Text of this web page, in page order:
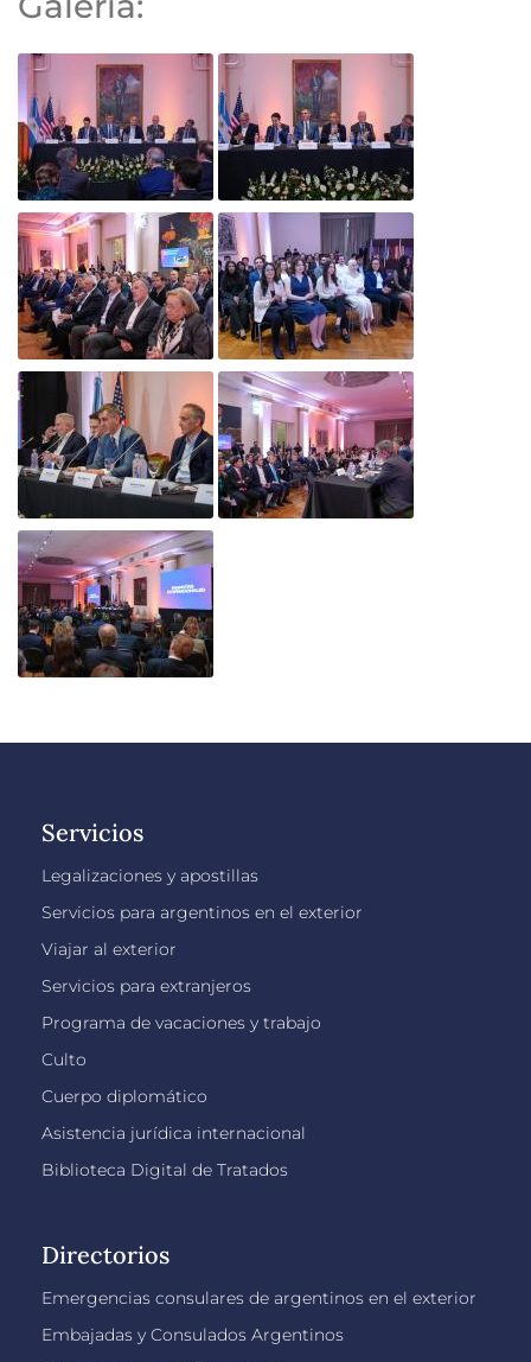
Servicios
Legalizaciones y apostillas
Servicios para argentinos en el exterior
Viajar al exterior
Servicios para extranjeros
Programa de vacaciones y trabajo
Culto
Cuerpo diplomático
Asistencia jurídica internacional
Biblioteca Digital de Tratados
Directorios
Emergencias consulares de argentinos en el exterior
Embajadas y Consulados Argentinos